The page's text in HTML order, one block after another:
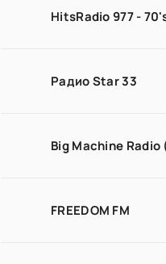
HitsRadio 977 -
Радио Star 33
Big Machine
FREEDOM FM